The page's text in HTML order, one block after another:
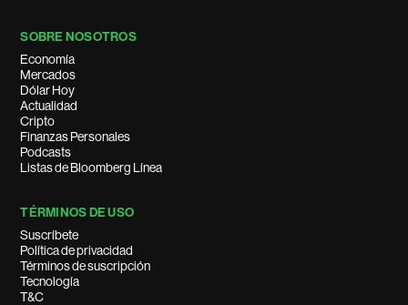
SOBRE NOSOTROS
Economía
Mercados
Dólar Hoy
Actualidad
Cripto
Finanzas Personales
Podcasts
Listas de Bloomberg Línea
TÉRMINOS DE USO
Suscríbete
Política de privacidad
Términos de suscripción
Tecnología
T&C